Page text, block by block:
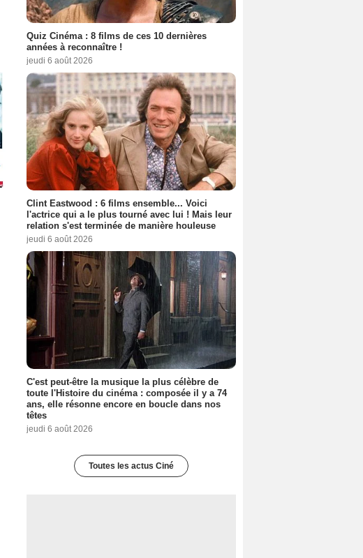
Quiz Cinéma : 8 films de ces 10 dernières
années à reconnaître !
jeudi 6 août 2026
Clint Eastwood : 6 films ensemble... Voici
l'actrice qui a le plus tourné avec lui ! Mais leur
relation s'est terminée de manière houleuse
jeudi 6 août 2026
C'est peut-être la musique la plus célèbre de
toute l'Histoire du cinéma : composée il y a 74
ans, elle résonne encore en boucle dans nos
têtes
jeudi 6 août 2026
Toutes les actus Ciné